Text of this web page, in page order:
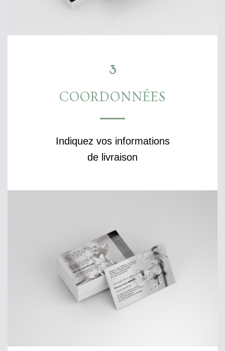
3
COORDONNÉES
Indiquez vos informations
de livraison